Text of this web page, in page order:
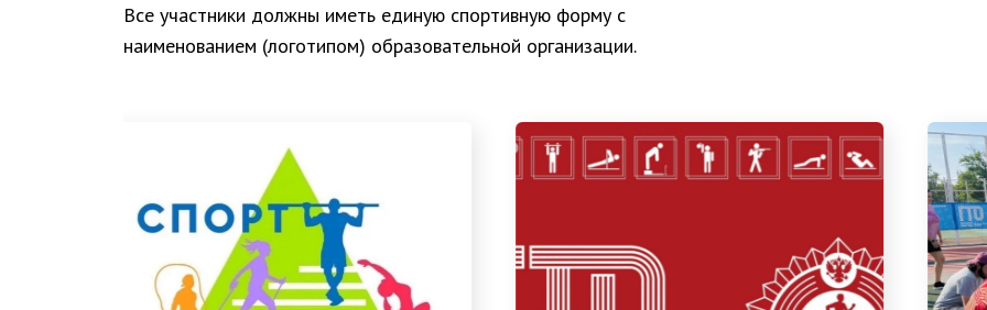
Все участники должны иметь единую спортивную форму с
наименованием (логотипом) образовательной организации.